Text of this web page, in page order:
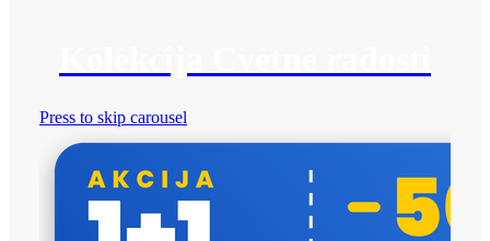
Press to skip carousel